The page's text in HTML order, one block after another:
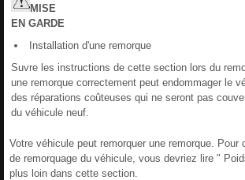
MISE
EN GARDE
Installation d'une remorque
Suvre les instructions de cette section lors du
une remorque correctement peut endommager le
des réparations coûteuses qui ne seront pas
du véhicule neuf.
Votre véhicule peut remorquer une remorque. Pour
de remorquage du véhicule, vous devriez lire "
plus loin dans cette section.